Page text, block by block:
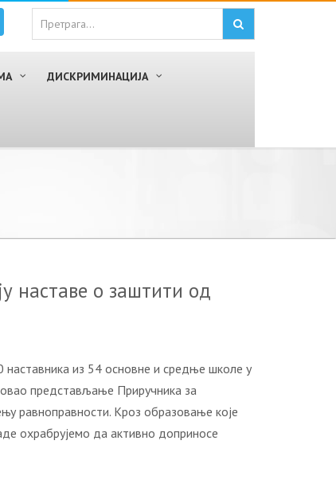
ДИСКРИМИНАЦИЈА
наставе о заштити од
из 54 основне и средње школе у
представљање Приручника за
равноправности. Кроз образовање које
охрабрујемо да активно доприносе